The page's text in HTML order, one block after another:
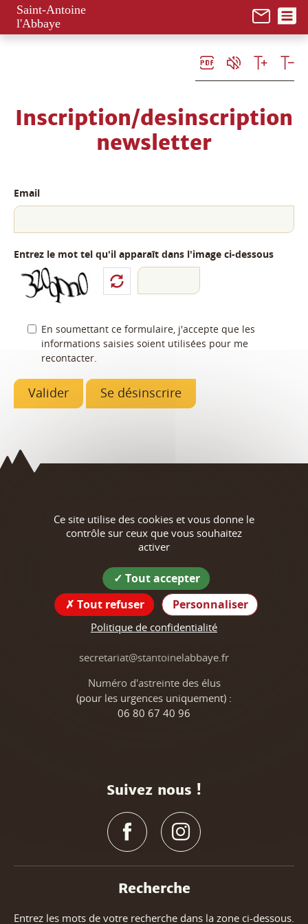
Saint-Antoine
l'Abbaye
Inscription/desinscription
newsletter
Email
Entrez le mot tel qu'il apparaît dans l'image ci-dessous
En soumettant ce formulaire, j'accepte que les
informations saisies soient utilisées pour me
recontacter.
l'Abbaye
Coordonnées de la mairie
62 place Ferdinand Gilibert
38160 Saint-Antoine-l'Abbaye
Tél : 04 76 36 42 08
secretariat@stantoinelabbaye.fr
Numéro d'astreinte des élus
(pour les urgences uniquement) :
06 80 67 40 96
Suivez nous !
Recherche
Entrez les mots de votre recherche dans la zone ci-dessous.
Panneau de gestion des cookies
Ce site utilise des cookies et vous donne le
contrôle sur ceux que vous souhaitez
activer
Tout accepter
Tout refuser
Personnaliser
Politique de confidentialité